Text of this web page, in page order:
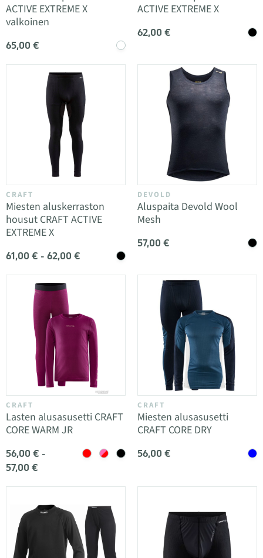
ACTIVE EXTREME X
valkoinen
65,00 €
ACTIVE EXTREME X
62,00 €
CRAFT
Miesten aluskerraston
housut CRAFT ACTIVE
EXTREME X
61,00 € - 62,00 €
DEVOLD
Aluspaita Devold Wool
Mesh
57,00 €
CRAFT
Lasten alusasusetti CRAFT
CORE WARM JR
56,00 € -
57,00 €
CRAFT
Miesten alusasusetti
CRAFT CORE DRY
56,00 €